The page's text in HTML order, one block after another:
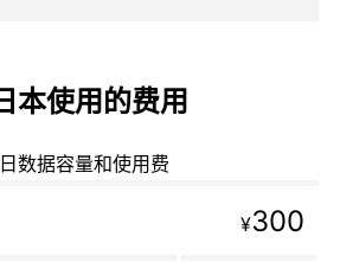
本使用的费用
数据容量和使用费
¥300